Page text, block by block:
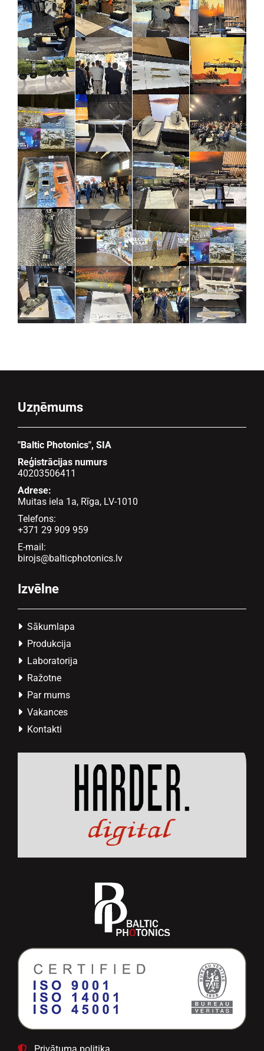
Uzņēmums
"Baltic Photonics", SIA
Reģistrācijas numurs
40203506411
Adrese:
Muitas iela 1a, Rīga, LV-1010
Telefons:
+371 29 909 959
E-mail:
birojs@balticphotonics.lv
Izvēlne
 Sākumlapa
 Produkcija
 Laboratorija
 Ražotne
 Par mums
 Vakances
 Kontakti
